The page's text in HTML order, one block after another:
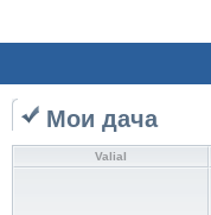
Мои дача
ValiaI